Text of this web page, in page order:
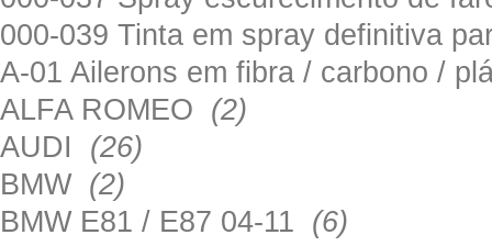
000-039 Tinta em spray definitiva
A-01 Ailerons em fibra / carbono /
ALFA ROMEO (2)
AUDI (26)
BMW (2)
BMW E81 / E87 04-11 (6)